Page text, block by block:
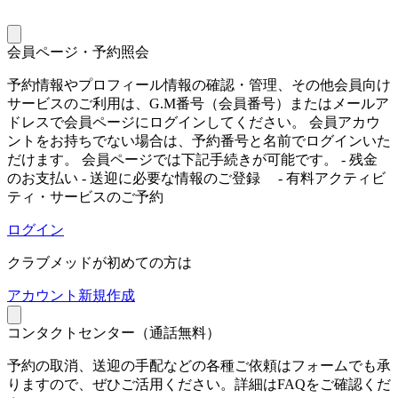
会員ページ・予約照会
予約情報やプロフィール情報の確認・管理、その他会員向け
サービスのご利用は、G.M番号（会員番号）またはメールア
ドレスで会員ページにログインしてください。 会員アカウ
ントをお持ちでない場合は、予約番号と名前でログインいた
だけます。 会員ページでは下記手続きが可能です。 - 残金
のお支払い - 送迎に必要な情報のご登録 - 有料アクティビ
ティ・サービスのご予約
ログイン
クラブメッドが初めての方は
アカウント新規作成
コンタクトセンター（通話無料）
予約の取消、送迎の手配などの各種ご依頼はフォームでも承
りますので、ぜひご活用ください。詳細はFAQをご確認くだ